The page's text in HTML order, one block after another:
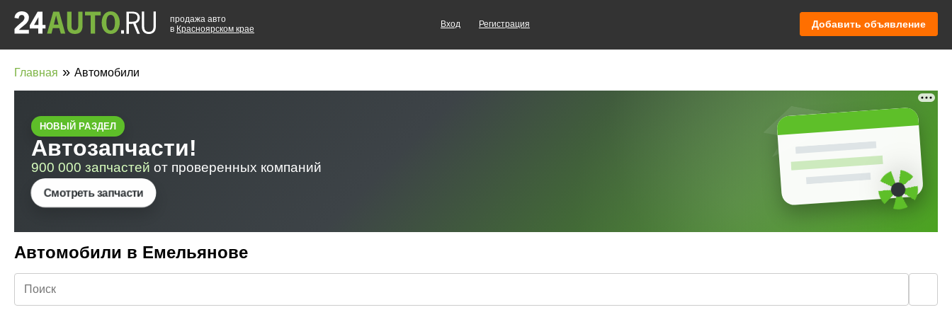
продажа авто
в Красноярском крае
Вход Регистрация Добавить объявление
Главная » Автомобили
Автомобили в Емельянове